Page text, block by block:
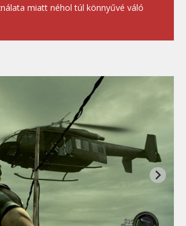
miatt néhol túl könnyűvé váló